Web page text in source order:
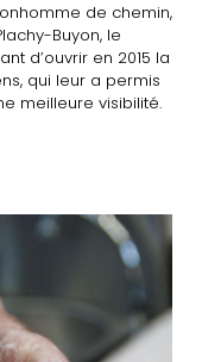
de chemin,
Buyon, le
d’ouvrir en 2015 la
qui leur a permis
meilleure visibilité.